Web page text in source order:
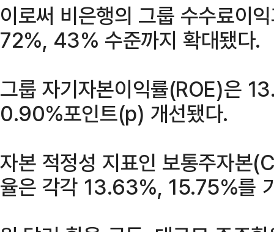
이로써 비은행의 그룹 수수료이
72%, 43% 수준까지 확대됐다.
그룹 자기자본이익률(ROE)은
0.90%포인트(p) 개선됐다.
자본 적정성 지표인 보통주자본
율은 각각 13.63%, 15.75%를